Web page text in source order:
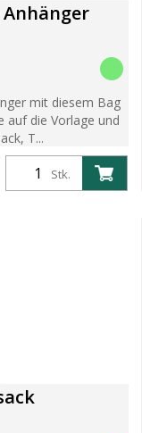
Anhänger
mit diesem Bag
auf die Vorlage und
T...
Stk.